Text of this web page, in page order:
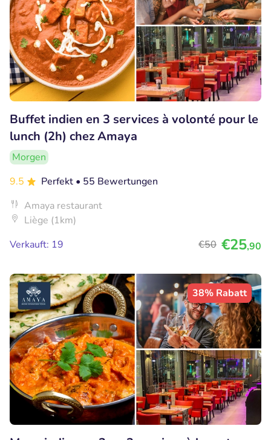
Buffet indien en 3 services à volonté pour le
lunch (2h) chez Amaya
Morgen
9.5
Perfekt • 55 Bewertungen
Amaya restaurant
Liège (1km)
Verkauft: 19
€50 €25,90
38% Rabatt